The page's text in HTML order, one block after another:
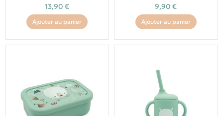
13,90 €
Ajouter au panier
9,90 €
Ajouter au panier